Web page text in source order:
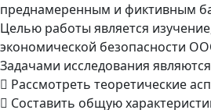
преднамеренным и фиктивным
Целью работы является
экономической безопасности
Задачами исследования
 Рассмотреть теоретические
 Составить общую